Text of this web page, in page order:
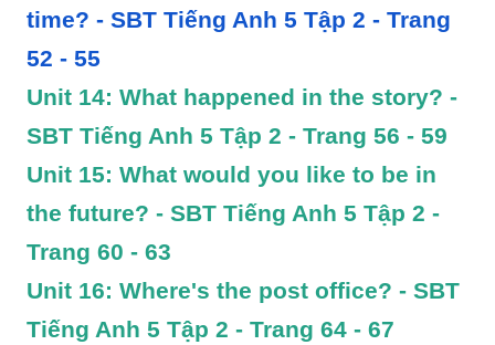
time? - SBT Tiếng Anh 5 Tập 2 - Trang
52 - 55
Unit 14: What happened in the story? -
SBT Tiếng Anh 5 Tập 2 - Trang 56 - 59
Unit 15: What would you like to be in
the future? - SBT Tiếng Anh 5 Tập 2 -
Trang 60 - 63
Unit 16: Where's the post office? - SBT
Tiếng Anh 5 Tập 2 - Trang 64 - 67